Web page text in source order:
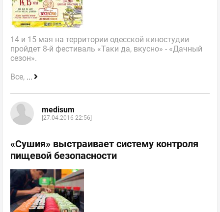
14 и 15 мая на территории одесской киностудии
пройдет 8-й фестиваль «Таки да, вкусно» - «Дачный
сезон».
Все, ...
medisum
[27.04.2016 22:56]
«Сушия» выстраивает систему контроля
пищевой безопасности